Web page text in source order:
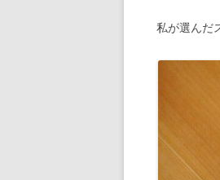
私が選んだ